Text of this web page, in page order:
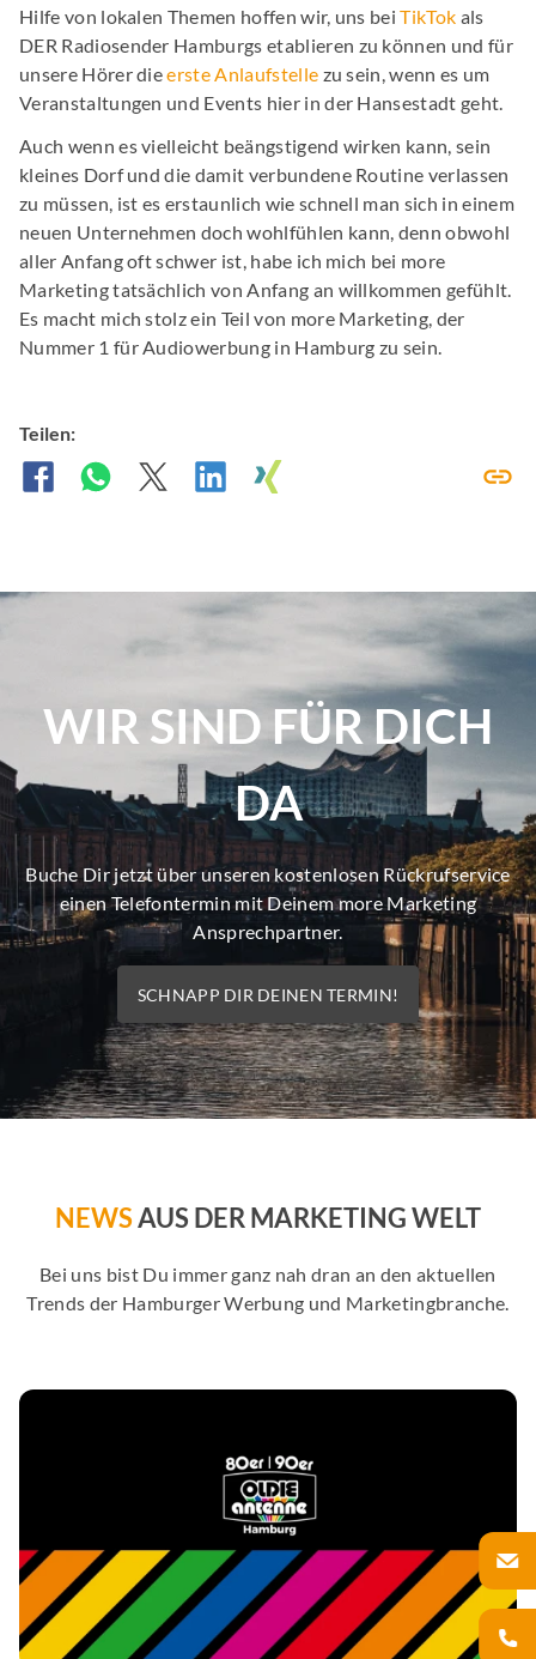
Hilfe von lokalen Themen hoffen wir, uns beiTikTok als
DER Radiosender Hamburgs etablieren zu können und für
unsere Hörer dieerste Anlaufstelle zu sein, wenn es um
Veranstaltungen und Events hier in der Hansestadt geht.
Auch wenn es vielleicht beängstigend wirken kann, sein
kleines Dorf und die damit verbundene Routine verlassen
zu müssen, ist es erstaunlich wie schnell man sich in einem
neuen Unternehmen doch wohlfühlen kann, denn obwohl
aller Anfang oft schwer ist, habe ich mich bei more
Marketing tatsächlich von Anfang an willkommen gefühlt.
Es macht mich stolz ein Teil von more Marketing, der
Nummer 1 für Audiowerbung in Hamburg zu sein.
Teilen:
WIR SIND FÜR DICH
DA
Buche Dir jetzt über unseren kostenlosen Rückrufservice
einen Telefontermin mit Deinem more Marketing
Ansprechpartner.
SCHNAPP DIR DEINEN TERMIN!
NEWSAUS DER MARKETING WELT
Bei uns bist Du immer ganz nah dran an den aktuellen
Trends der Hamburger Werbung und Marketingbranche.